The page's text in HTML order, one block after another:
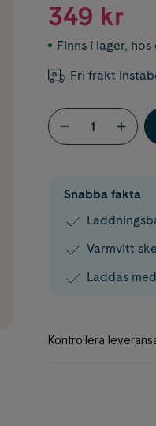
349 kr
Finns i lager, hos
Fri frakt
Snabba fakta
Varmvitt
Laddas